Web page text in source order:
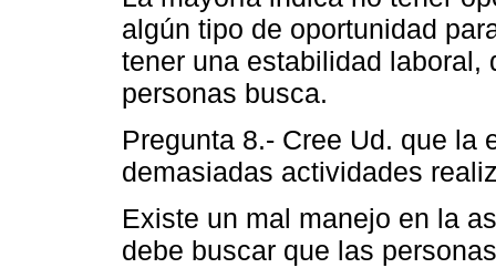
algún tipo de oportunidad
tener una estabilidad
personas busca.
Pregunta 8.- Cree Ud. que la
demasiadas actividades
Existe un mal manejo en la
debe buscar que las